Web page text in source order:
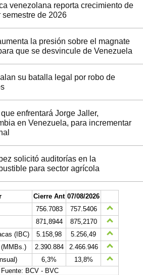
venezolana reporta crecimiento de
semestre de 2026
la presión sobre el magnate
que se desvincule de Venezuela
su batalla legal por robo de
enfrentará Jorge Jaller,
en Venezuela, para incrementar
solicitó auditorías en la
para sector agrícola
Cierre Ant 07/08/2026
756.7083
757.5406
871,8944
875,2170
(IBC)
5.158,98
5.256,49
(MMBs.)
2.390.884
2.466.946
6,3%
13,8%
Fuente: BCV - BVC